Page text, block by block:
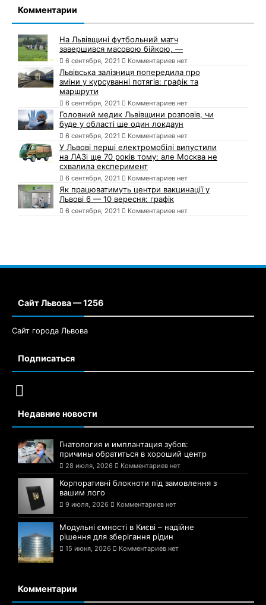
Комментарии
На Львівщині футбольний матч
завершився масовою бійкою, —
6 сентября, 2021 Комментариев нет
Львівська залізниця попередила про
зміни у курсуванні потягів: графік та
маршрути
6 сентября, 2021 Комментариев нет
Головний медик Львівщини розповів, чи
буде у області ще один локдаун
6 сентября, 2021 Комментариев нет
У Львові перші електромобілі випустили
на ЛАЗі ще 70 років тому: але Москва не
схвалила експеримент
6 сентября, 2021 Комментариев нет
Як працюватимуть центри вакцинації у
Львові 6 — 10 вересня: графік
6 сентября, 2021 Комментариев нет
Сайт Львова — 1256
Сайт города Львова
Подписаться
Недавние новости
Гнатология и имплантация зубов:
причины обратиться в хороший центр
28 июля, 2026 Комментариев нет
Корпоративні блокноти під замовлення з
вашим лого
9 июля, 2026 Комментариев нет
Модульні ємності в Києві – надійне
рішення для зберігання рідин
15 июня, 2026 Комментариев нет
Комментарии